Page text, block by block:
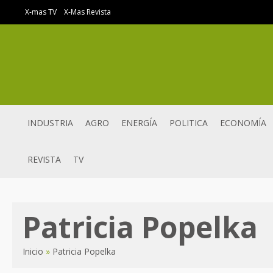
al
X-mas TV X-Mas Revista
INDUSTRIA AGRO ENERGÍA POLITICA ECONOMÍA
REVISTA TV
Patricia Popelka
Inicio Patricia Popelka